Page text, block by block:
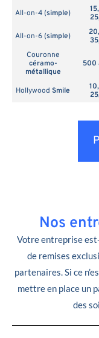
All-on-4 (simple)
All-on-6 (simple)
Couronne
céramo-
métallique
500
Hollywood Smile
Nos
Votre entreprise
de remises
partenaires. Si ce
mettre en place un
des